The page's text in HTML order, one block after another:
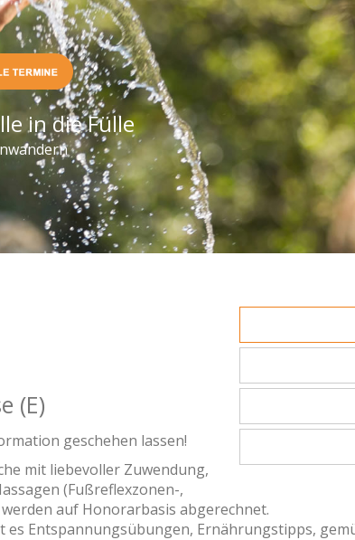
in die Fülle
(E)
geschehen lassen!
mit liebevoller Zuwendung,
(Fußreflexzonen-,
auf Honorarbasis abgerechnet.
Entspannungsübungen, Ernährungstipps,